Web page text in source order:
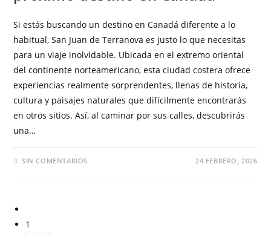
Si estás buscando un destino en Canadá diferente a lo
habitual, San Juan de Terranova es justo lo que necesitas
para un viaje inolvidable. Ubicada en el extremo oriental
del continente norteamericano, esta ciudad costera ofrece
experiencias realmente sorprendentes, llenas de historia,
cultura y paisajes naturales que difícilmente encontrarás
en otros sitios. Así, al caminar por sus calles, descubrirás
una…
SIN COMENTARIOS 24 FEBRERO, 2026
1